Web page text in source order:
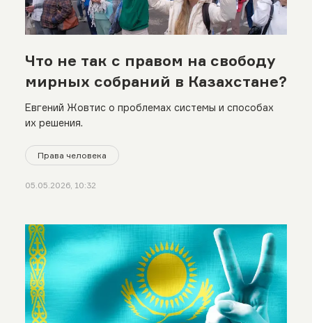
Что не так с правом на свободу
мирных собраний в Казахстане?
Евгений Жовтис о проблемах системы и способах
их решения.
Права человека
05.05.2026, 10:32